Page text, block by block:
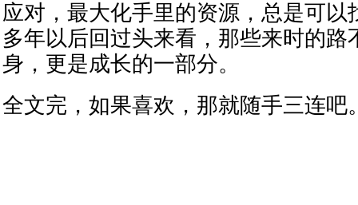
应对，最大化手里的资源，总是可以
多年以后回过头来看，那些来时的路
身，更是成长的一部分。
全文完，如果喜欢，那就随手三连吧